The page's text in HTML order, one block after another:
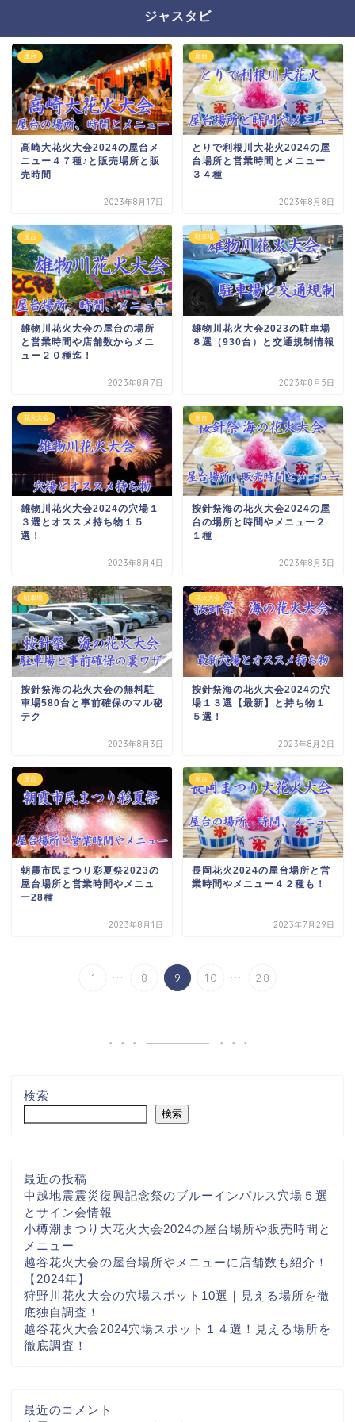
ジャスタビ
屋台
高崎大花火大会2024の屋台メ
ニュー４７種♪と販売場所と販
売時間
2023年8月17日
屋台
とりで利根川大花火2024の屋
台場所と営業時間とメニュー
３４種
2023年8月8日
屋台
雄物川花火大会の屋台の場所
と営業時間や店舗数からメニ
ュー２０種迄！
2023年8月7日
駐車場
雄物川花火大会2023の駐車場
８選（930台）と交通規制情報
2023年8月5日
花火大会
雄物川花火大会2024の穴場１
３選とオススメ持ち物１５
選！
2023年8月4日
屋台
按針祭海の花火大会2024の屋
台の場所と時間やメニュー２
１種
2023年8月3日
駐車場
按針祭海の花火大会の無料駐
車場580台と事前確保のマル秘
テク
2023年8月3日
花火大会
按針祭海の花火大会2024の穴
場１３選【最新】と持ち物１
５選！
2023年8月2日
屋台
朝霞市民まつり彩夏祭2023の
屋台場所と営業時間やメニュ
ー28種
2023年8月1日
屋台
長岡花火2024の屋台場所と営
業時間やメニュー４２種も！
2023年7月29日
1 ... 8 9 10 ... 28
検索
検索
最近の投稿
中越地震震災復興記念祭のブルーインパルス穴場５選
とサイン会情報
小樽潮まつり大花火大会2024の屋台場所や販売時間と
メニュー
越谷花火大会の屋台場所やメニューに店舗数も紹介！
【2024年】
狩野川花火大会の穴場スポット10選｜見える場所を徹
底独自調査！
越谷花火大会2024穴場スポット１４選！見える場所を
徹底調査！
最近のコメント